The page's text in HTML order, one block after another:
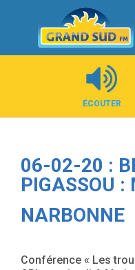
Panneau de gestion des
ÉCOUTER
06-02-20 :
PIGASSOU :
NARBONNE
Conférence « Les